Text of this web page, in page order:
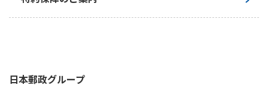
2日として算出しています。
日本郵政グループ